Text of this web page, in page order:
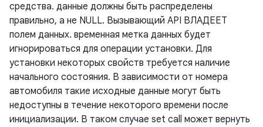
средства. данные должны быть распределены
правильно, а не NULL. Вызывающий API ВЛАДЕЕТ
полем данных. временная метка данных будет
игнорироваться для операции установки. Для
установки некоторых свойств требуется наличие
начального состояния. В зависимости от номера
автомобиля такие исходные данные могут быть
недоступны в течение некоторого времени после
инициализации. В таком случае set call может вернуть